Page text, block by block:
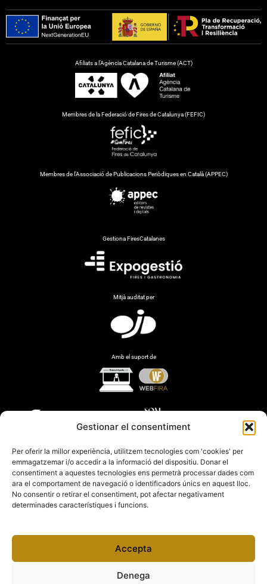
Gestionar el consentiment
Per oferir la millor experiència, utilitzem tecnologies com 'cookies' per
emmagatzemar i/o accedir a la informació del dispositiu. Donar el
consentiment a aquestes tecnologies ens permetrà processar dades com
ara el comportament de navegació o identificadors únics en aquest lloc.
No consentir o retirar el consentiment, pot afectar negativament
determinades característiques i funcions.
Accepta
Denega
Afiliats a l’Agència Catalana de Turisme (ACT)
Membres de la Federació de Fires de Catalunya (FEFIC)
Membres de l’Associació de Publicacions Periòdiques en Català (APPEC)
Gestiona FiresCatalanes
Mitjà auditat per
Amb el suport de